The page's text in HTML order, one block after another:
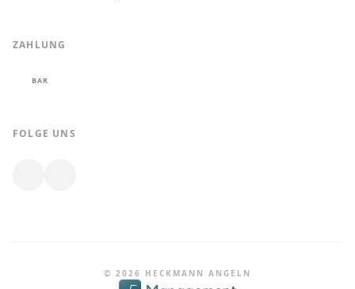
ZAHLUNG
BAR
FOLGE UNS
© 2026 HECKMANN ANGELN